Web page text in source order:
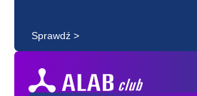
Sprawdź >